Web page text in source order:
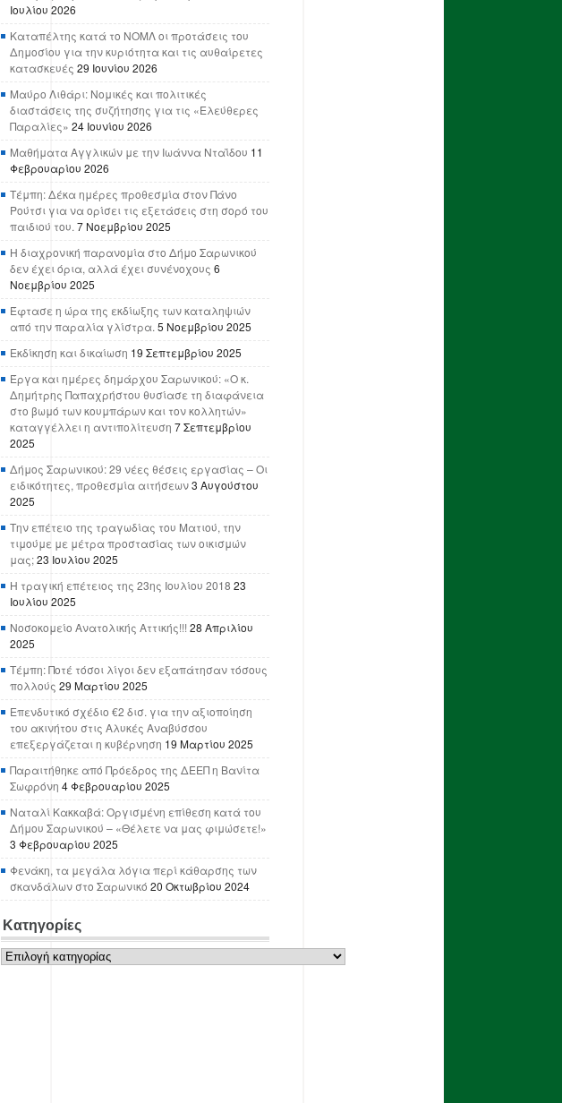
Ιουλίου 2026
Καταπέλτης κατά το ΝΟΜΛ οι προτάσεις του
Δημοσίου για την κυριότητα και τις αυθαίρετες
κατασκευές 29 Ιουνίου 2026
Μαύρο Λιθάρι: Νομικές και πολιτικές
διαστάσεις της συζήτησης για τις «Ελεύθερες
Παραλίες» 24 Ιουνίου 2026
Μαθήματα Αγγλικών με την Ιωάννα Νταΐδου 11
Φεβρουαρίου 2026
Τέμπη: Δέκα ημέρες προθεσμία στον Πάνο
Ρούτσι για να ορίσει τις εξετάσεις στη σορό του
παιδιού του. 7 Νοεμβρίου 2025
Η διαχρονική παρανομία στο Δήμο Σαρωνικού
δεν έχει όρια, αλλά έχει συνένοχους 6
Νοεμβρίου 2025
Έφτασε η ώρα της εκδίωξης των καταληψιών
από την παραλία γλίστρα. 5 Νοεμβρίου 2025
Εκδίκηση και δικαίωση 19 Σεπτεμβρίου 2025
Έργα και ημέρες δημάρχου Σαρωνικού: «Ο κ.
Δημήτρης Παπαχρήστου θυσίασε τη διαφάνεια
στο βωμό των κουμπάρων και τον κολλητών»
καταγγέλλει η αντιπολίτευση 7 Σεπτεμβρίου
2025
Δήμος Σαρωνικού: 29 νέες θέσεις εργασίας – Οι
ειδικότητες, προθεσμία αιτήσεων3 Αυγούστου
2025
Την επέτειο της τραγωδίας του Ματιού, την
τιμούμε με μέτρα προστασίας των οικισμών
μας;23 Ιουλίου 2025
Η τραγική επέτειος της 23ης Ιουλίου 2018 23
Ιουλίου 2025
Νοσοκομείο Ανατολικής Αττικής!!! 28 Απριλίου
2025
Τέμπη: Ποτέ τόσοι λίγοι δεν εξαπάτησαν τόσους
πολλούς 29 Μαρτίου 2025
Επενδυτικό σχέδιο €2 δισ. για την αξιοποίηση
του ακινήτου στις Αλυκές Αναβύσσου
επεξεργάζεται η κυβέρνηση 19 Μαρτίου 2025
Παραιτήθηκε από Πρόεδρος της ΔΕΕΠ η Βανίτα
Σωφρόνη 4 Φεβρουαρίου 2025
Ναταλί Κακκαβά: Οργισμένη επίθεση κατά του
Δήμου Σαρωνικού – «Θέλετε να μας φιμώσετε!»
3 Φεβρουαρίου 2025
Φενάκη, τα μεγάλα λόγια περί κάθαρσης των
σκανδάλων στο Σαρωνικό 20 Οκτωβρίου 2024
Κατηγορίες
Κατηγορίες